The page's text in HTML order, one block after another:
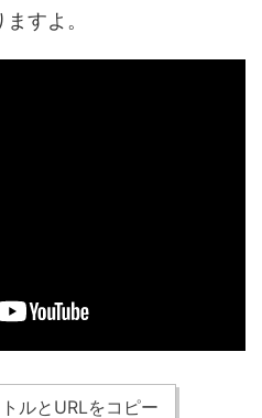
すよ。
ルとURLをコピー